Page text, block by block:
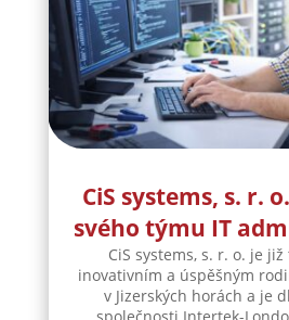
CiS systems, s. r.
svého týmu IT
CiS systems, s. r. o. je
inovativním a úspěšným
v Jizerských horách a je